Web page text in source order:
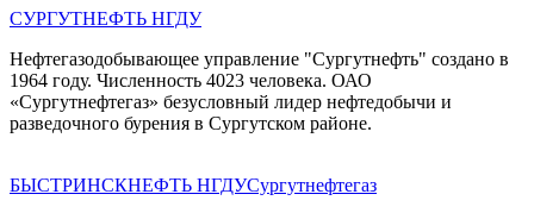
СУРГУТНЕФТЬ НГДУ
Нефтегазодобывающее управление "Сургутнефть" создано в
1964 году. Численность 4023 человека. ОАО
«Сургутнефтегаз» безусловный лидер нефтедобычи и
разведочного бурения в Сургутском районе.
БЫСТРИНСКНЕФТЬ НГДУСургутнефтегаз